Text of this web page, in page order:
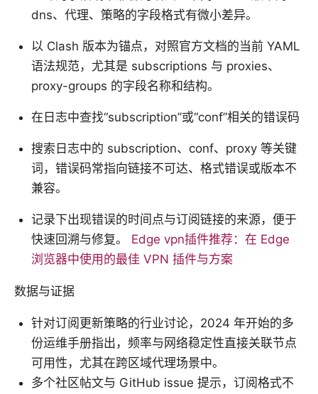
dns、代理、策略的字段格式有微小差异。
以 Clash 版本为锚点，对照官方文档的当前 YAML
语法规范，尤其是 subscriptions 与 proxies、
proxy-groups 的字段名称和结构。
在日志中查找“subscription”或“conf”相关的错误码
搜索日志中的 subscription、conf、proxy 等关键
词，错误码常指向链接不可达、格式错误或版本不
兼容。
记录下出现错误的时间点与订阅链接的来源，便于
快速回溯与修复。 Edge vpn插件推荐：在 Edge
浏览器中使用的最佳 VPN 插件与方案
数据与证据
针对订阅更新策略的行业讨论，2024 年开始的多
份运维手册指出，频率与网络稳定性直接关联节点
可用性，尤其在跨区域代理场景中。
多个社区帖文与 GitHub issue 提示，订阅格式不